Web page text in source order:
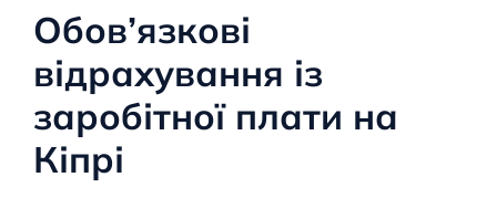
Обов’язкові
відрахування із
заробітної плати на
Кіпрі